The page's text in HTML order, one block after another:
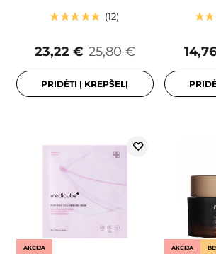
12
25,80 €
23,22 €
PRIDĖTI Į KREPŠELĮ
AKCIJA AKCIJA